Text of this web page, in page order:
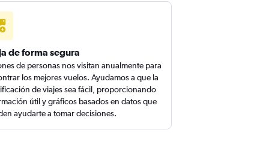
de forma segura
de personas nos visitan anualmente para
los mejores vuelos. Ayudamos a que la
de viajes sea fácil, proporcionando
útil y gráficos basados en datos que
ayudarte a tomar decisiones.